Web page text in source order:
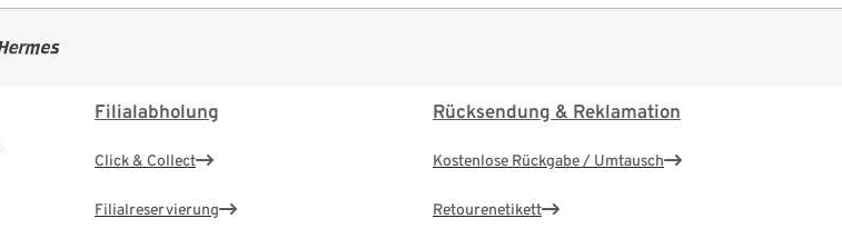
Filialabholung
Click & Collect
Filialreservierung
Rücksendung & Reklamation
Kostenlose Rückgabe / Umtausch
Retourenetikett